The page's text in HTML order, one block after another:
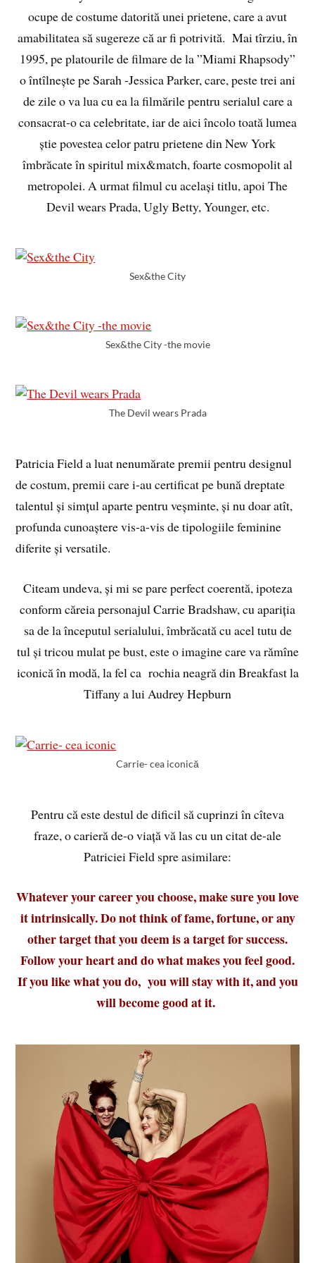
ocupe de costume datorită unei prietene, care a avut
amabilitatea să sugereze că ar fi potrivită. Mai tîrziu, în
1995, pe platourile de filmare de la ”Miami Rhapsody”
o întîlnește pe Sarah -Jessica Parker, care, peste trei ani
de zile o va lua cu ea la filmările pentru serialul care a
consacrat-o ca celebritate, iar de aici încolo toată lumea
știe povestea celor patru prietene din New York
îmbrăcate în spiritul mix&match, foarte cosmopolit al
metropolei. A urmat filmul cu același titlu, apoi The
Devil wears Prada, Ugly Betty, Younger, etc.
Sex&the City
Sex&the City -the movie
The Devil wears Prada
Patricia Field a luat nenumărate premii pentru designul
de costum, premii care i-au certificat pe bună dreptate
talentul și simțul aparte pentru veșminte, și nu doar atît,
profunda cunoaștere vis-a-vis de tipologiile feminine
diferite și versatile.
Citeam undeva, și mi se pare perfect coerentă, ipoteza
conform căreia personajul Carrie Bradshaw, cu apariția
sa de la începutul serialului, îmbrăcată cu acel tutu de
tul și tricou mulat pe bust, este o imagine care va rămîne
iconică în modă, la fel ca rochia neagră din Breakfast la
Tiffany a lui Audrey Hepburn
Carrie- cea iconică
Pentru că este destul de dificil să cuprinzi în cîteva
fraze, o carieră de-o viață vă las cu un citat de-ale
Patriciei Field spre asimilare:
Whatever your career you choose, make sure you love
it intrinsically. Do not think of fame, fortune, or any
other target that you deem is a target for success.
Follow your heart and do what makes you feel good.
If you like what you do, you will stay with it, and you
will become good at it.